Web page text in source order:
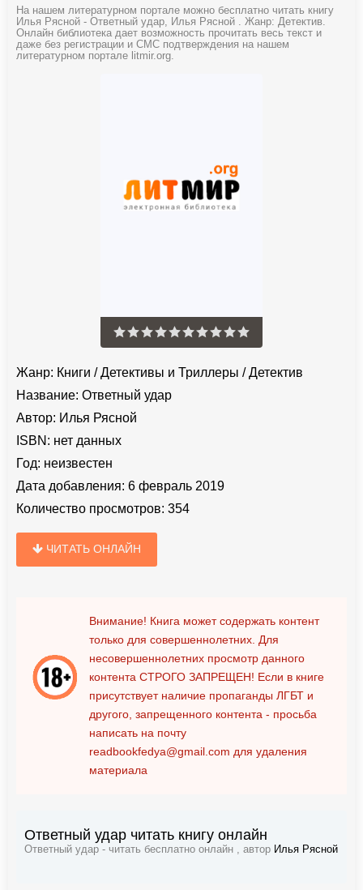
На нашем литературном портале можно бесплатно читать книгу
Илья Рясной - Ответный удар, Илья Рясной . Жанр: Детектив.
Онлайн библиотека дает возможность прочитать весь текст и
даже без регистрации и СМС подтверждения на нашем
литературном портале litmir.org.
Жанр: Книги /Детективы и Триллеры /Детектив
Название: Ответный удар
Автор: Илья Рясной
ISBN: нет данных
Год: неизвестен
Дата добавления: 6 февраль 2019
Количество просмотров: 354
ЧИТАТЬ ОНЛАЙН
Внимание! Книга может содержать контент
только для совершеннолетних. Для
несовершеннолетних просмотр данного
контента СТРОГО ЗАПРЕЩЕН! Если в книге
присутствует наличие пропаганды ЛГБТ и
другого, запрещенного контента - просьба
написать на почту
readbookfedya@gmail.com для удаления
материала
Ответный удар читать книгу онлайн
Ответный удар - читать бесплатно онлайн , автор Илья Рясной